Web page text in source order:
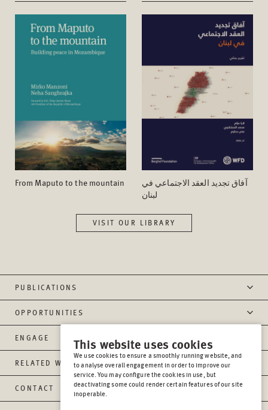
From Maputo to the mountain
آفاق تجدید العقد الاجتماعي في
لبنان
VISIT OUR LIBRARY
PUBLICATIONS
OPPORTUNITIES
ENGAGE
RELATED WEBSITES
CONTACT
This website uses cookies
We use cookies to ensure a smoothly running website, and
to analyse overall engagement in order to improve our
service. You may configure the cookies in use, but
deactivating some could render certain features of our site
inoperable.